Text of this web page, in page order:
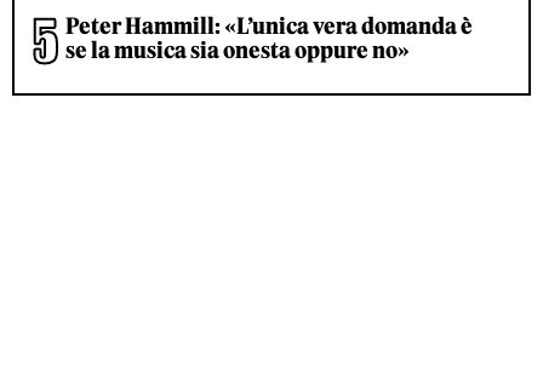
Peter Hammill: «L’unica vera domanda è
se la musica sia onesta oppure no»